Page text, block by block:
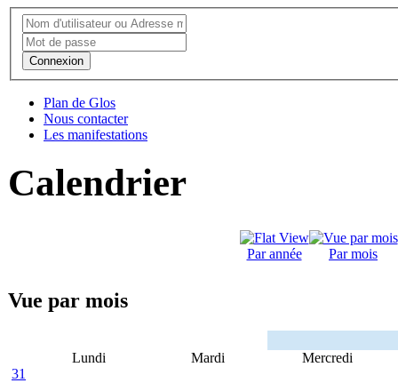
Connexion
Plan de Glos
Nous contacter
Les manifestations
Calendrier
Par année Par mois
Vue par mois
Lundi Mardi
Mercredi
31